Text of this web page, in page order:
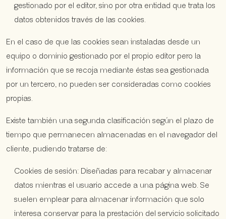
gestionado por el editor, sino por otra entidad que trata los
datos obtenidos través de las cookies.
En el caso de que las cookies sean instaladas desde un
equipo o dominio gestionado por el propio editor pero la
información que se recoja mediante éstas sea gestionada
por un tercero, no pueden ser consideradas como cookies
propias.
Existe también una segunda clasificación según el plazo de
tiempo que permanecen almacenadas en el navegador del
cliente, pudiendo tratarse de:
Cookies de sesión: Diseñadas para recabar y almacenar
datos mientras el usuario accede a una página web. Se
suelen emplear para almacenar información que solo
interesa conservar para la prestación del servicio solicitado